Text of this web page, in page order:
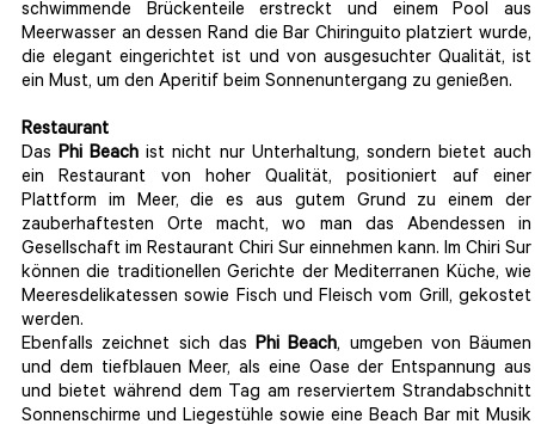
schwimmende Brückenteile erstreckt und einem Pool aus
Meerwasser an dessen Rand die Bar Chiringuito platziert wurde,
die elegant eingerichtet ist und von ausgesuchter Qualität, ist
ein Must, um den Aperitif beim Sonnenuntergang zu genießen.
Restaurant
Das Phi Beach ist nicht nur Unterhaltung, sondern bietet auch
ein Restaurant von hoher Qualität, positioniert auf einer
Plattform im Meer, die es aus gutem Grund zu einem der
zauberhaftesten Orte macht, wo man das Abendessen in
Gesellschaft im Restaurant Chiri Sur einnehmen kann. Im Chiri Sur
können die traditionellen Gerichte der Mediterranen Küche, wie
Meeresdelikatessen sowie Fisch und Fleisch vom Grill, gekostet
werden.
Ebenfalls zeichnet sich das Phi Beach, umgeben von Bäumen
und dem tiefblauen Meer, als eine Oase der Entspannung aus
und bietet während dem Tag am reserviertem Strandabschnitt
Sonnenschirme und Liegestühle sowie eine Beach Bar mit Musik